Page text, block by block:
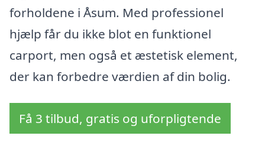
forholdene i Åsum. Med professionel
hjælp får du ikke blot en funktionel
carport, men også et æstetisk element,
der kan forbedre værdien af din bolig.
Få 3 tilbud, gratis og uforpligtende